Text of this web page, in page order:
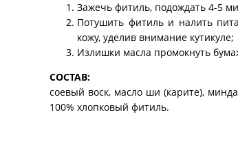
Зажечь фитиль, подождать 4-5
Потушить фитиль и налить
кожу, уделив внимание кутикуле;
Излишки масла промокнуть
СОСТАВ:
соевый воск, масло ши (карите),
100% хлопковый фитиль.